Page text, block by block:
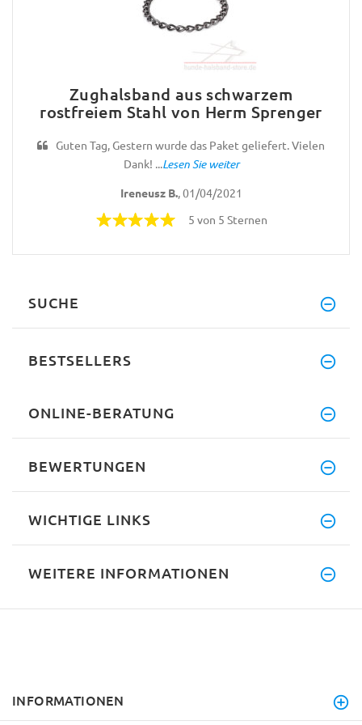
Zughalsband aus schwarzem
rostfreiem Stahl von Herm Sprenger
Guten Tag, Gestern wurde das Paket geliefert. Vielen
Dank! ...Lesen Sie weiter
Ireneusz B., 01/04/2021
5 von 5 Sternen
SUCHE
BESTSELLERS
ONLINE-BERATUNG
BEWERTUNGEN
WICHTIGE LINKS
WEITERE INFORMATIONEN
INFORMATIONEN